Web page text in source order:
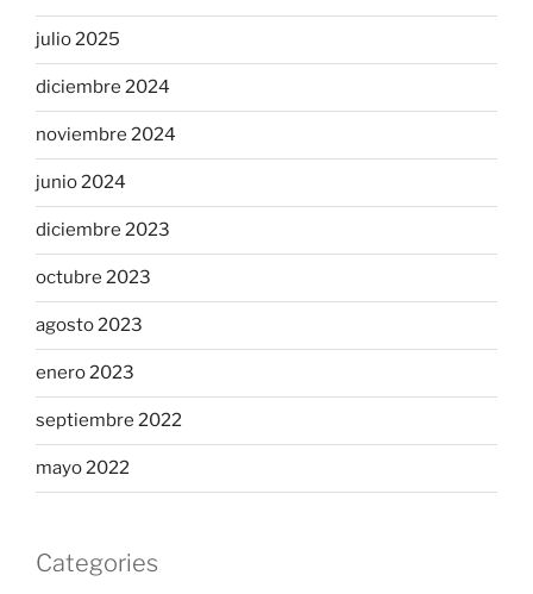
julio 2025
diciembre 2024
noviembre 2024
junio 2024
diciembre 2023
octubre 2023
agosto 2023
enero 2023
septiembre 2022
mayo 2022
Categories